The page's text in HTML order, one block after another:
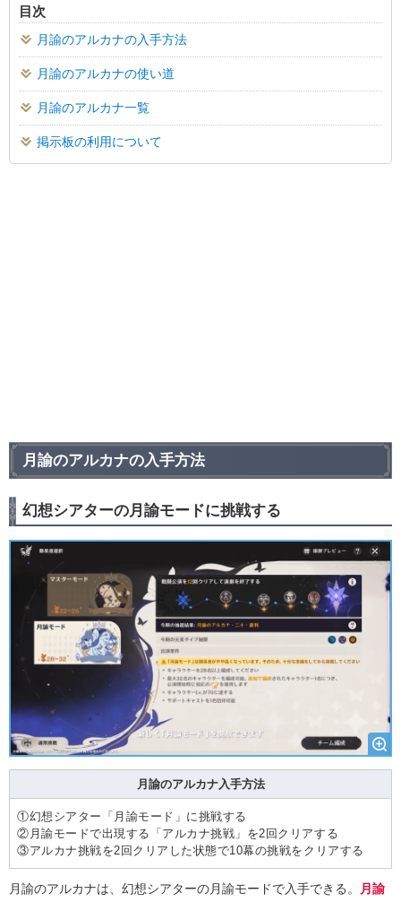
目次
月諭のアルカナの入手方法
月諭のアルカナの使い道
月諭のアルカナ一覧
掲示板の利用について
月諭のアルカナの入手方法
幻想シアターの月諭モードに挑戦する
月諭のアルカナ入手方法
①幻想シアター「月諭モード」に挑戦する
②月諭モードで出現する「アルカナ挑戦」を2回クリアする
③アルカナ挑戦を2回クリアした状態で10幕の挑戦をクリアする
月諭のアルカナは、幻想シアターの月諭モードで入手できる。
月諭